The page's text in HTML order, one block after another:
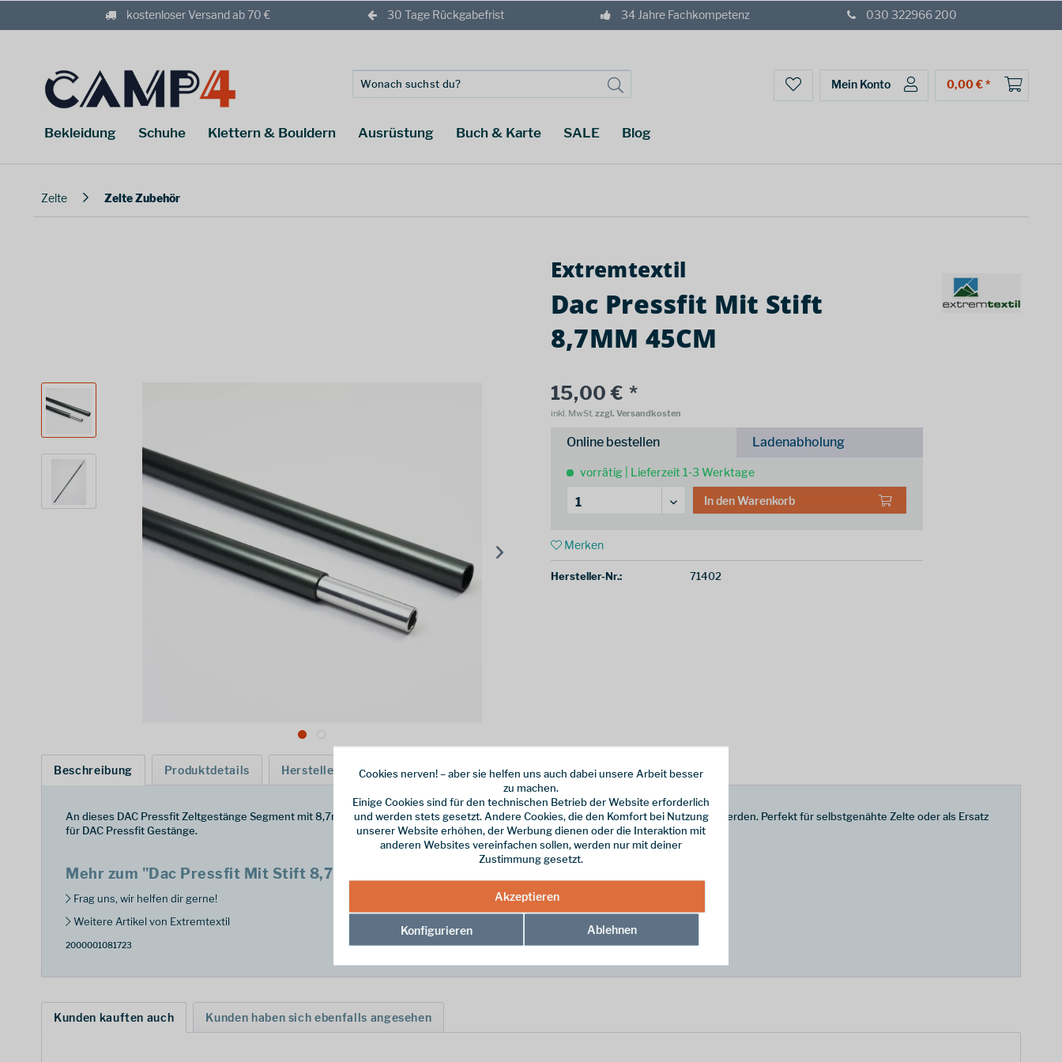
kostenloser Versand ab 70 € 30 Tage Rückgabefrist 34 Jahre Fachkompetenz 030 322966 200
Mein Konto 0,00 € *
Bekleidung Schuhe Klettern & Bouldern Ausrüstung Buch & Karte SALE Blog
Zelte Zelte Zubehör
Extremtextil
Dac Pressfit Mit Stift
8,7MM 45CM
15,00 € *
inkl. MwSt.zzgl. Versandkosten
Online bestellen Ladenabholung
vorrätig | Lieferzeit 1-3 Werktage
In denWarenkorb
Merken
Hersteller-Nr.: 71402
Beschreibung Produktdetails Hersteller
An dieses DAC Pressfit Zeltgestänge Segment mit 8,7mm Durchmesser kann an beiden Enden ein weiteres Segment angeschlossen werden. Perfekt für selbstgenähte Zelte oder als Ersatz
für DAC Pressfit Gestänge.
Mehr zum "Dac Pressfit Mit Stift 8,7MM 45CM"
Frag uns, wir helfen dir gerne!
Weitere Artikel von Extremtextil
2000001081723
Kunden kauften auch Kunden haben sich ebenfalls angesehen
Cookies nerven! – aber sie helfen uns auch dabei unsere Arbeit besser
zu machen.
Einige Cookies sind für den technischen Betrieb der Website erforderlich
und werden stets gesetzt. Andere Cookies, die den Komfort bei Nutzung
unserer Website erhöhen, der Werbung dienen oder die Interaktion mit
anderen Websites vereinfachen sollen, werden nur mit deiner
Zustimmung gesetzt.
Akzeptieren
Konfigurieren Ablehnen